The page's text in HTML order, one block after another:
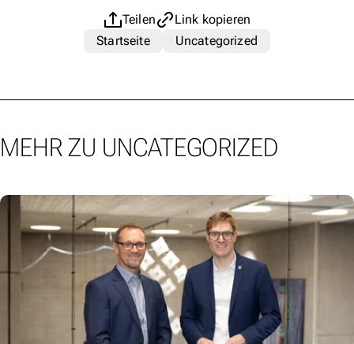
Teilen
Link kopieren
Startseite
Uncategorized
MEHR ZU UNCATEGORIZED